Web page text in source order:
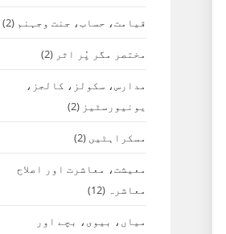
قیامت، حساب، جنت وجہنم (2)
مختصر مگر پُر اثر (2)
مدارس، سکولز، کالجز،
یونیورسٹیز (2)
مسکراہٹیں (2)
معیشت، معاشرت اور اصلاح
معاشرہ (12)
میاں، بیوی، بچے اور